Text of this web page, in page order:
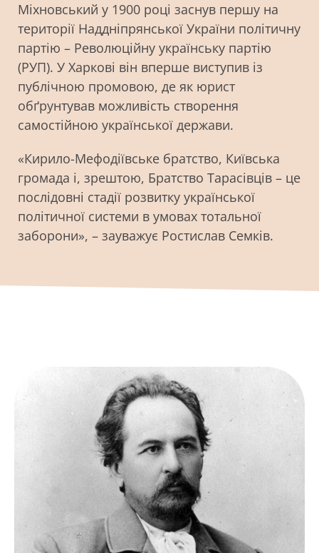
Міхновський у 1900 році заснув першу на
території Наддніпрянської України політичну
партію – Революційну українську партію
(РУП). У Харкові він вперше виступив із
публічною промовою, де як юрист
обґрунтував можливість створення
самостійною української держави.
«Кирило-Мефодіївське братство, Київська
громада і, зрештою, Братство Тарасівців – це
послідовні стадії розвитку української
політичної системи в умовах тотальної
заборони», – зауважує Ростислав Семків.